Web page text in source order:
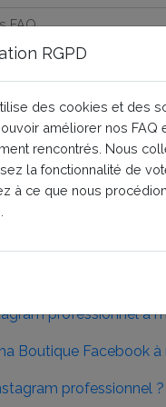
qu'il est
Instagram
commerciales
professionnel à
Boutique Facebook
professionnel ?
RGPD
des cookies et des
améliorer nos
rencontrés. Nous
la fonctionnalité de
à ce que nous